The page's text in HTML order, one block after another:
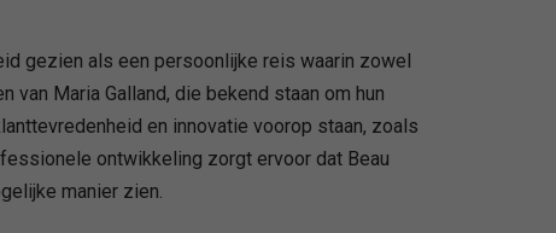
gezien als een persoonlijke reis waarin zowel
Maria Galland, die bekend staan om hun
en innovatie voorop staan, zoals
ontwikkeling zorgt ervoor dat Beau
manier zien.